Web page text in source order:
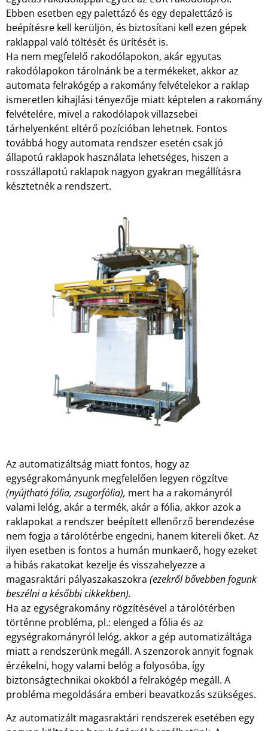
Ebben esetben egy palettázó és egy depalettázó is
beépítésre kell kerüljön, és biztosítani kell ezen gépek
raklappal való töltését és ürítését is.
Ha nem megfelelő rakodólapokon, akár egyutas
rakodólapokon tárolnánk be a termékeket, akkor az
automata felrakógép a rakomány felvételekor a raklap
ismeretlen kihajlási tényezője miatt képtelen a rakomány
felvételére, mivel a rakodólapok villazsebei
tárhelyenként eltérő pozícióban lehetnek. Fontos
továbbá hogy automata rendszer esetén csak jó
állapotú raklapok használata lehetséges, hiszen a
rosszállapotú raklapok nagyon gyakran megállításra
késztetnék a rendszert.
Az automatizáltság miatt fontos, hogy az
egységrakományunk megfelelően legyen rögzítve
(nyújtható fólia, zsugorfólia), mert ha a rakományról
valami lelóg, akár a termék, akár a fólia, akkor azok a
raklapokat a rendszer beépített ellenőrző berendezése
nem fogja a tárolótérbe engedni, hanem kitereli őket. Az
ilyen esetben is fontos a humán munkaerő, hogy ezeket
a hibás rakatokat kezelje és visszahelyezze a
magasraktári pályaszakaszokra (ezekről bővebben fogunk
beszélni a későbbi cikkekben).
Ha az egységrakomány rögzítésével a tárolótérben
történne probléma, pl.: elenged a fólia és az
egységrakományról lelóg, akkor a gép automatizáltága
miatt a rendszerünk megáll. A szenzorok annyit fognak
érzékelni, hogy valami belóg a folyosóba, így
biztonságtechnikai okokból a felrakógép megáll. A
probléma megoldására emberi beavatkozás szükséges.
Az automatizált magasraktári rendszerek esetében egy